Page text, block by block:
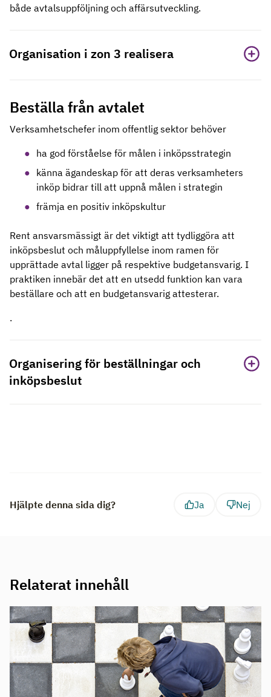
både avtalsuppföljning och affärsutveckling.
Organisation i zon 3 realisera
Beställa från avtalet
Verksamhetschefer inom offentlig sektor behöver
ha god förståelse för målen i inköpsstrategin
känna ägandeskap för att deras verksamheters
inköp bidrar till att uppnå målen i strategin
främja en positiv inköpskultur
Rent ansvarsmässigt är det viktigt att tydliggöra att
inköpsbeslut och måluppfyllelse inom ramen för
upprättade avtal ligger på respektive budgetansvarig. I
praktiken innebär det att en utsedd funktion kan vara
beställare och att en budgetansvarig attesterar.
.
Organisering för beställningar och
inköpsbeslut
Hjälpte denna sida dig? Ja Nej
Relaterat innehåll